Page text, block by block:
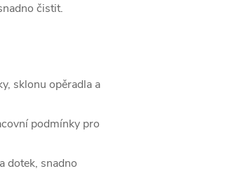
čistit.
sklonu opěradla a
podmínky pro
dotek, snadno